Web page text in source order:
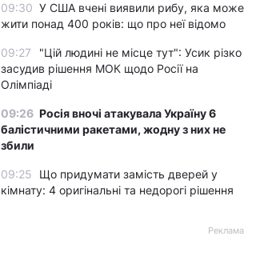
09:30 У США вчені виявили рибу, яка може
жити понад 400 років: що про неї відомо
09:27
"Цій людині не місце тут": Усик різко
засудив рішення МОК щодо Росії на
Олімпіаді
09:26 Росія вночі атакувала Україну 6
балістичними ракетами, жодну з них не
збили
09:25
Що придумати замість дверей у
кімнату: 4 оригінальні та недорогі рішення
Реклама